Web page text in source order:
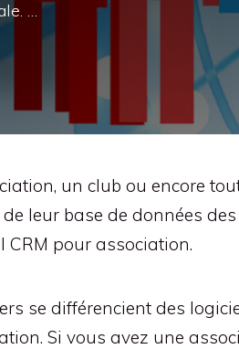
…
un club ou encore
leur base de données
CRM pour association.
se différencient des
Si vous avez une